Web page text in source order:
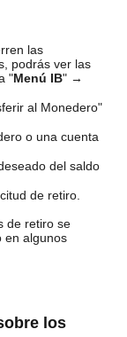
las
podrás ver las
"Menú IB" →
al Monedero"
o una cuenta
del saldo
de retiro.
de retiro se
en algunos
los